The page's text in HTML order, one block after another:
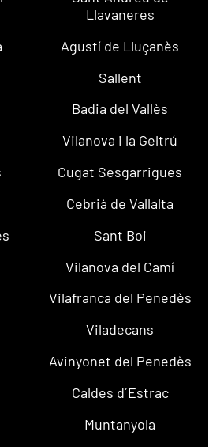
Llavaneres
Agustí de Lluçanès
Sallent
Badia del Vallès
Vilanova i la Geltrú
Cugat Sesgarrigues
Cebrià de Vallalta
Sant Boi
Vilanova del Camí
Vilafranca del Penedès
Viladecans
Avinyonet del Penedès
Caldes d´Estrac
Muntanyola